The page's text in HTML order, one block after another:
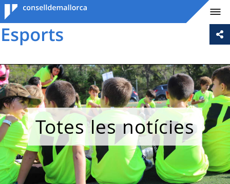
Consell de
Mallorca
Totes les notícies